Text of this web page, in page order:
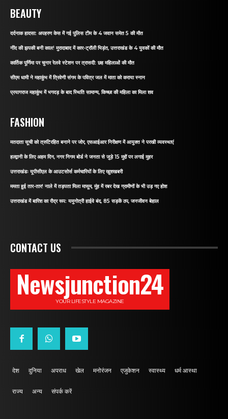
BEAUTY
दर्दनाक हादसा: अपहरण केस में गई पुलिस टीम के 4 जवान समेत 5 की मौत
नींद की झपकी बनी काल! मुरादाबाद में कार-ट्रॉली भिड़ंत, उत्तराखंड के 4 युवकों की मौत
कार्तिक पूर्णिमा पर चुनार रेलवे स्टेशन पर त्रासदी: छह महिलाओं की मौत
सीएम धामी ने महाकुंभ में त्रिवेणी संगम के पवित्र जल में माता को कराया स्नान
प्रयागराज महाकुंभ में भगदड़ के बाद स्थिति सामान्य, किच्छा की महिला का मिला शव
FASHION
मतदाता सूची को त्रुटिरहित बनाने पर जोर, एसआईआर निरीक्षण में आयुक्त ने परखी व्यवस्थाएं
हल्द्वानी के लिए अहम दिन, नगर निगम बोर्ड ने जनता से जुड़े 15 मुद्दों पर लगाई मुहर
उत्तराखंडः यूपीसीएल के आउटसोर्स कर्मचारियों के लिए खुशखबरी
ममता हुई तार-तार! नाले में तड़पता मिला मासूम, मुंह में रबर देख ग्रामीणों के भी उड़ गए होश
उत्तराखंड में बारिश का रौद्र रूप: यमुनोत्री हाईवे बंद, 85 सड़कें ठप, जनजीवन बेहाल
CONTACT US
Newsjunction24
YOUR LIFESTYLE MAGAZINE
देश दुनिया अपराध खेल मनोरंजन एजुकेशन स्वास्थ्य धर्म आस्था
राज्य अन्य संपर्क करें